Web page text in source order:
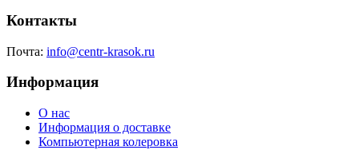
Контакты
Почта: info@centr-krasok.ru
Информация
О нас
Информация о доставке
Компьютерная колеровка